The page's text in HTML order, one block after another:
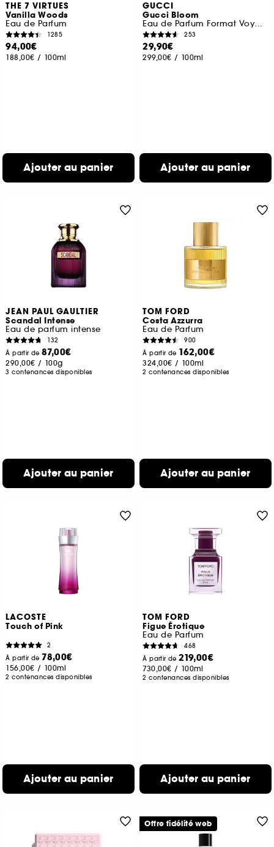
THE 7 VIRTUES
Vanilla Woods
Eau de Parfum
1285
94,00€
188,00€ / 100ml
Ajouter au panier
GUCCI
Gucci Bloom
Eau de Parfum Format Voyage
253
29,90€
299,00€ / 100ml
Ajouter au panier
JEAN PAUL GAULTIER
Scandal Intense
Eau de parfum intense
132
À partir de87,00€
290,00€ / 100g
3 contenances disponibles
Ajouter au panier
TOM FORD
Costa Azzurra
Eau de Parfum
900
À partir de 162,00€
324,00€ / 100ml
2 contenances disponibles
Ajouter au panier
LACOSTE
Touch of Pink
2
À partir de 78,00€
156,00€ / 100ml
2 contenances disponibles
Ajouter au panier
TOM FORD
Figue Érotique
Eau de Parfum
468
À partir de219,00€
730,00€ / 100ml
2 contenances disponibles
Ajouter au panier
Offre fidélité web